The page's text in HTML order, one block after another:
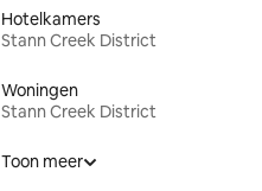
Hotelkamers
Stann Creek District
Woningen
Stann Creek District
Toon meer